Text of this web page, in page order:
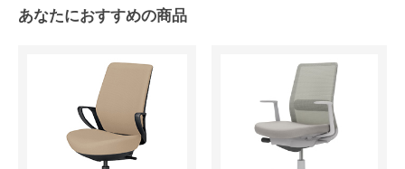
あなたにおすすめの商品